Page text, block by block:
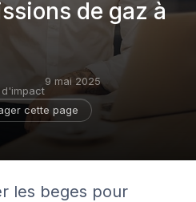
de gaz à
d'impact
9 mai 2025
cette page
les beges pour